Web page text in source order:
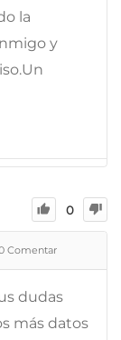
la
y
0
Comentar
dudas
más datos